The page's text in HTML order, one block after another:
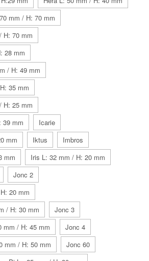
mm / H: 70 mm
H: 70 mm
28 mm
/ H: 49 mm
35 mm
H: 25 mm
39 mm
Icarie
mm
Iktus
Imbros
mm
Iris L: 32 mm / H: 20 mm
Jonc 2
20 mm
/ H: 30 mm
Jonc 3
mm / H: 45 mm
Jonc 4
mm / H: 50 mm
Jonc 60